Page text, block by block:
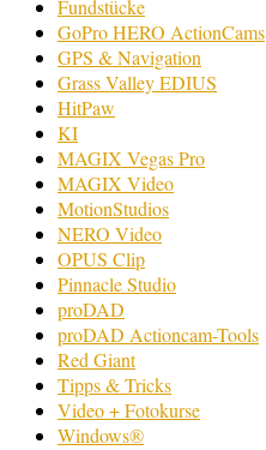
Fundstücke
GoPro HERO ActionCams
GPS & Navigation
Grass Valley EDIUS
HitPaw
KI
MAGIX Vegas Pro
MAGIX Video
MotionStudios
NERO Video
OPUS Clip
Pinnacle Studio
proDAD
proDAD Actioncam-Tools
Red Giant
Tipps & Tricks
Video + Fotokurse
Windows®